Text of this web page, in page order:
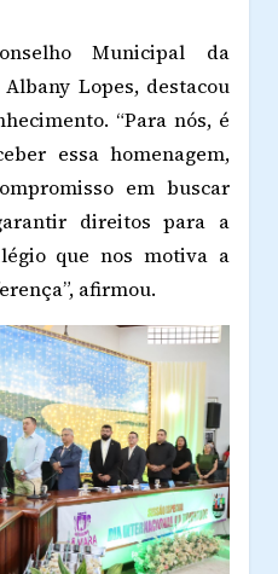
Municipal da
Lopes, destacou
“Para nós, é
essa homenagem,
em buscar
direitos para a
que nos motiva a
afirmou.